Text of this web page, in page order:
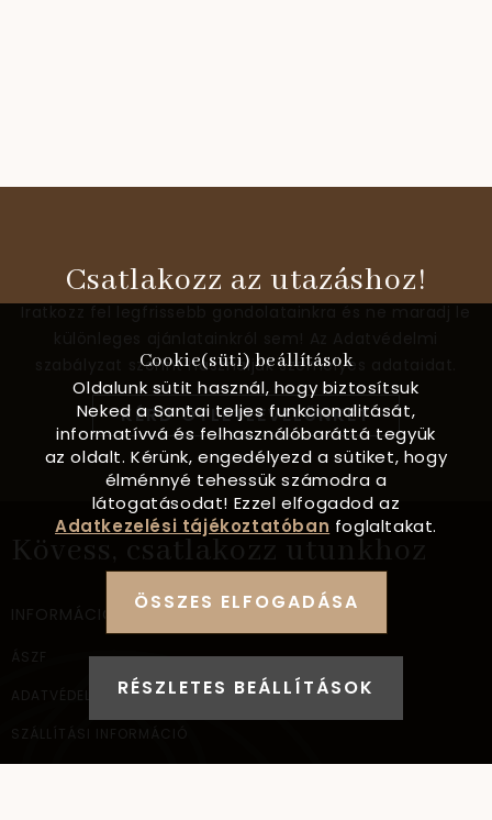
Csatlakozz az utazáshoz!
szabályzat szerint használjuk személyes adataidat.
KÉRD ÖTLETLEVELÜNKET
Kövess, csatlakozz utunkhoz
INFORMÁCIÓ
ÁSZF
ADATVÉDELEM
SZÁLLÍTÁSI INFORMÁCIÓ
Cookie(süti) beállítások
Oldalunk sütit használ, hogy biztosítsuk
Neked a Santai teljes funkcionalitását,
informatívvá és felhasználóbaráttá tegyük
az oldalt. Kérünk, engedélyezd a sütiket, hogy
élménnyé tehessük számodra a
látogatásodat! Ezzel elfogadod az
Adatkezelési tájékoztatóban foglaltakat.
ÖSSZES ELFOGADÁSA
RÉSZLETES BEÁLLÍTÁSOK